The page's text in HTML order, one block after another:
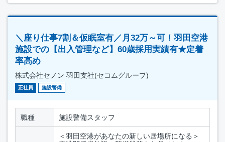
＼座り仕事7割＆仮眠室有／月32万～可！羽田空港
施設での【出入管理など】60歳採用実績有★定着
率高め
株式会社セノン 羽田支社(セコムグループ)
正社員 施設警備
職種 施設警備スタッフ
＜羽田空港があなたの新しい居場所になる＞